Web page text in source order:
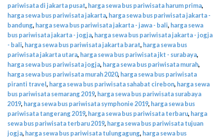
pariwisata di jakarta pusat, harga sewa bus pariwisata harum prima,
harga sewa bus pariwisata jakarta, harga sewa bus pariwisata jakarta -
bandung, harga sewa bus pariwisata jakarta - jawa - bali, harga sewa
bus pariwisata jakarta - jogja, harga sewa bus pariwisata jakarta - jogja
- bali, harga sewa bus pariwisata jakarta barat, harga sewa bus
pariwisata jakarta utara, harga sewa bus pariwisata jkt - surabaya,
harga sewa bus pariwisata jogja, harga sewa bus pariwisata murah,
harga sewa bus pariwisata murah 2020, harga sewa bus pariwisata
piranti travel, harga sewa bus pariwisata sahabat cirebon, harga sewa
bus pariwisata semarang 2019, harga sewa bus pariwisata surabaya
2019, harga sewa bus pariwisata symphonie 2019, harga sewa bus
pariwisata tangerang 2019, harga sewa bus pariwisata terbaru, harga
sewa bus pariwisata terbaru 2019, harga sewa bus pariwisata tujuan
jogja, harga sewa bus pariwisata tulungagung, harga sewa bus